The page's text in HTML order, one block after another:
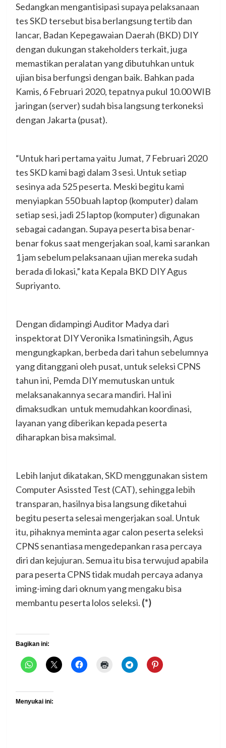
Sedangkan mengantisipasi supaya pelaksanaan
tes SKD tersebut bisa berlangsung tertib dan
lancar, Badan Kepegawaian Daerah (BKD) DIY
dengan dukungan stakeholders terkait, juga
memastikan peralatan yang dibutuhkan untuk
ujian bisa berfungsi dengan baik. Bahkan pada
Kamis, 6 Februari 2020, tepatnya pukul 10.00 WIB
jaringan (server) sudah bisa langsung terkoneksi
dengan Jakarta (pusat).
“Untuk hari pertama yaitu Jumat, 7 Februari 2020
tes SKD kami bagi dalam 3 sesi. Untuk setiap
sesinya ada 525 peserta. Meski begitu kami
menyiapkan 550 buah laptop (komputer) dalam
setiap sesi, jadi 25 laptop (komputer) digunakan
sebagai cadangan. Supaya peserta bisa benar-
benar fokus saat mengerjakan soal, kami sarankan
1 jam sebelum pelaksanaan ujian mereka sudah
berada di lokasi,” kata Kepala BKD DIY Agus
Supriyanto.
Dengan didampingi Auditor Madya dari
inspektorat DIY Veronika Ismatiningsih, Agus
mengungkapkan, berbeda dari tahun sebelumnya
yang ditanggani oleh pusat, untuk seleksi CPNS
tahun ini, Pemda DIY memutuskan untuk
melaksanakannya secara mandiri. Hal ini
dimaksudkan untuk memudahkan koordinasi,
layanan yang diberikan kepada peserta
diharapkan bisa maksimal.
Lebih lanjut dikatakan, SKD menggunakan sistem
Computer Asissted Test (CAT), sehingga lebih
transparan, hasilnya bisa langsung diketahui
begitu peserta selesai mengerjakan soal. Untuk
itu, pihaknya meminta agar calon peserta seleksi
CPNS senantiasa mengedepankan rasa percaya
diri dan kejujuran. Semua itu bisa terwujud apabila
para peserta CPNS tidak mudah percaya adanya
iming-iming dari oknum yang mengaku bisa
membantu peserta lolos seleksi. (*)
Bagikan ini:
Menyukai ini: